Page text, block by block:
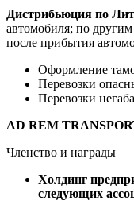
Дистрибьюция по
автомобиля; по
после прибытия
Оформление
Перевозки
Перевозки
AD REM
Членство и награды
Холдинг
следующих